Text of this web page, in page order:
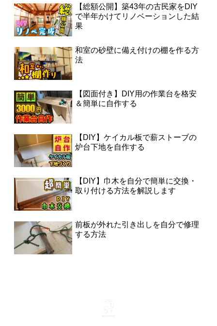
【総額公開】築43年の古民家をDIY
で半年かけてリノベーションした結
果
和室の砂壁に備え付けの棚を作る方
法
【図面付き】DIY用の作業台を格安
＆簡単に自作する
【DIY】ケイカル板で薪ストーブの
炉台下地を自作する
【DIY】巾木を自分で簡単に交換・
取り付ける方法を解説します
前板が外れた引き出しを自分で修理
する方法